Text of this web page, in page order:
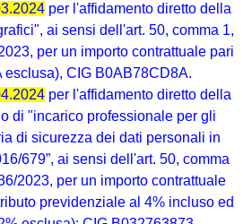
per l'affidamento diretto della
ai sensi dell'art. 50, comma 1,
per un importo contrattuale pari
esclusa), CIG B0AB78CD8A.
per l'affidamento diretto della
di "incarico professionale per gli
di sicurezza dei dati personali in
679”, ai sensi dell'art. 50, comma
2023, per un importo contrattuale
previdenziale al 4% incluso ed